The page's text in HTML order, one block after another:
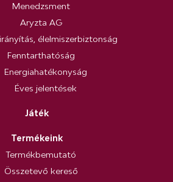
Menedzsment
Aryzta AG
élelmiszerbiztonság
Fenntarthatóság
Energiahatékonyság
Éves jelentések
Játék
Termékeink
Termékbemutató
Összetevő kereső